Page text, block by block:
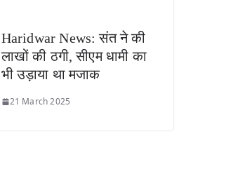
Haridwar News: संत ने की
लाखों की ठगी, सीएम धामी का
भी उड़ाया था मजाक
21 March 2025